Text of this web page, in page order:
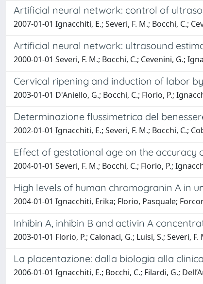
Artificial neural network: control of
2007-01-01 Ignacchiti, E.; Severi, F. M.; Bocchi, C.;
Artificial neural network: ultrasound
2000-01-01 Severi, F. M.; Bocchi, C.; Cevenini, G.;
Cervical ripening and induction of labor
2003-01-01 D'Aniello, G.; Bocchi, C.; Florio, P.;
Determinazione flussimetrica del
2002-01-01 Ignacchiti, E.; Severi, F. M.; Bocchi, C.;
Effect of gestational age on the
2004-01-01 Severi, F. M.; Bocchi, C.; Florio, P.;
High levels of human chromogranin A in
2004-01-01 Ignacchiti, Erika; Florio, Pasquale;
Inhibin A, inhibin B and activin A
2003-01-01 Florio, P.; Calonaci, G.; Luisi, S.; Severi,
La placentazione: dalla biologia alla clinica
2006-01-01 Ignacchiti, E.; Bocchi, C.; Filardi, G.;